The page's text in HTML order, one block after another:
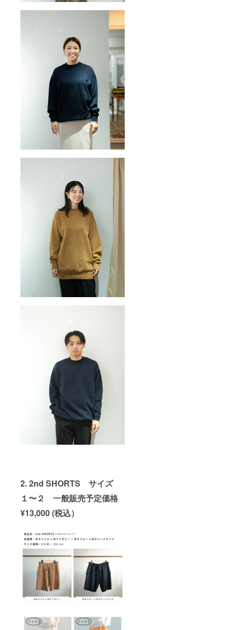
2. 2nd SHORTS サイズ
１〜２ 一般販売予定価格
¥13,000 (税込）